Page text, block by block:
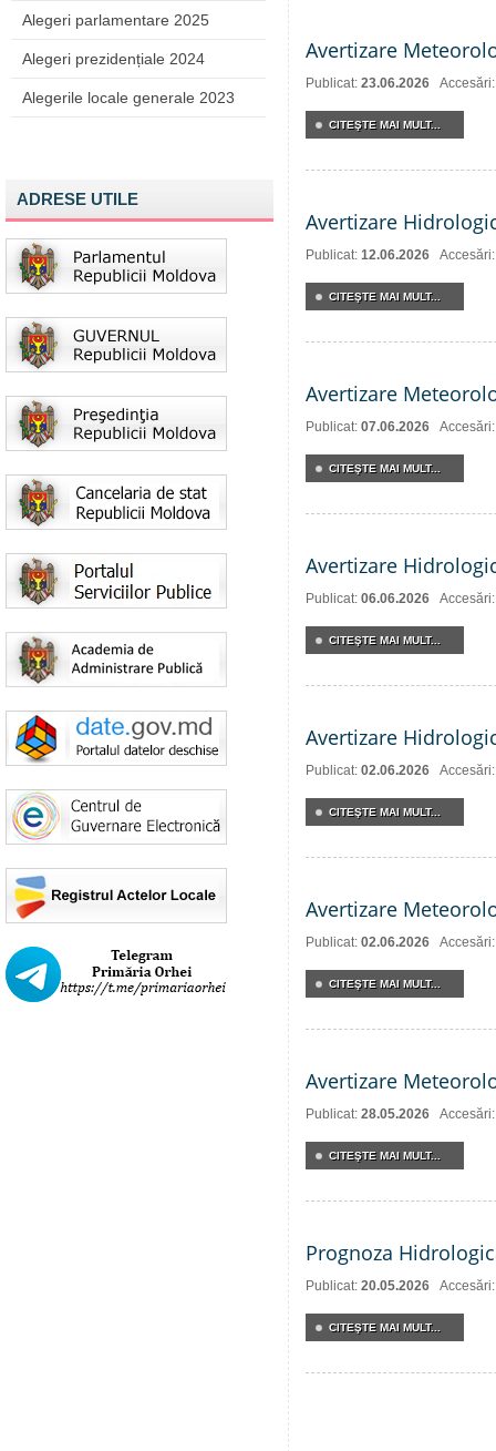
Alegeri parlamentare 2025
Alegeri prezidențiale 2024
Alegerile locale generale 2023
ADRESE UTILE
Avertizare
Publicat: 23.06.2026
CITEŞTE MAI MULT...
Avertizare
Publicat: 12.06.2026
CITEŞTE MAI MULT...
Avertizare
Publicat: 07.06.2026
CITEŞTE MAI MULT...
Avertizare
Publicat: 06.06.2026
CITEŞTE MAI MULT...
Avertizare
Publicat: 02.06.2026
CITEŞTE MAI MULT...
Avertizare
Publicat: 02.06.2026
CITEŞTE MAI MULT...
Avertizare
Publicat: 28.05.2026
CITEŞTE MAI MULT...
Prognoza
Publicat: 20.05.2026
CITEŞTE MAI MULT...